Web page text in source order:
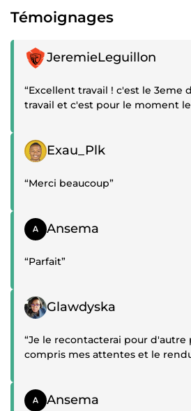
Témoignages
Témoignage positif
JeremieLeguillon
“Excellent travail ! c'est le 3eme
travail et c'est pour le moment
Témoignage positif
Exau_Plk
“Merci beaucoup”
Témoignage positif
Ansema
“Parfait”
Témoignage positif
Glawdyska
“Je le recontacterai pour d'autre
compris mes attentes et le
Témoignage positif
Ansema